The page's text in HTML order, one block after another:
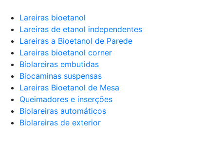
Lareiras bioetanol
Lareiras de etanol independentes
Lareiras a Bioetanol de Parede
Lareiras bioetanol corner
Biolareiras embutidas
Biocaminas suspensas
Lareiras Bioetanol de Mesa
Queimadores e inserções
Biolareiras automáticos
Biolareiras de exterior